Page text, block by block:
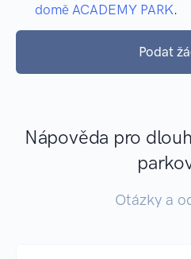
domě ACADEMY PARK.
Podat
Nápověda pro
Otázky a